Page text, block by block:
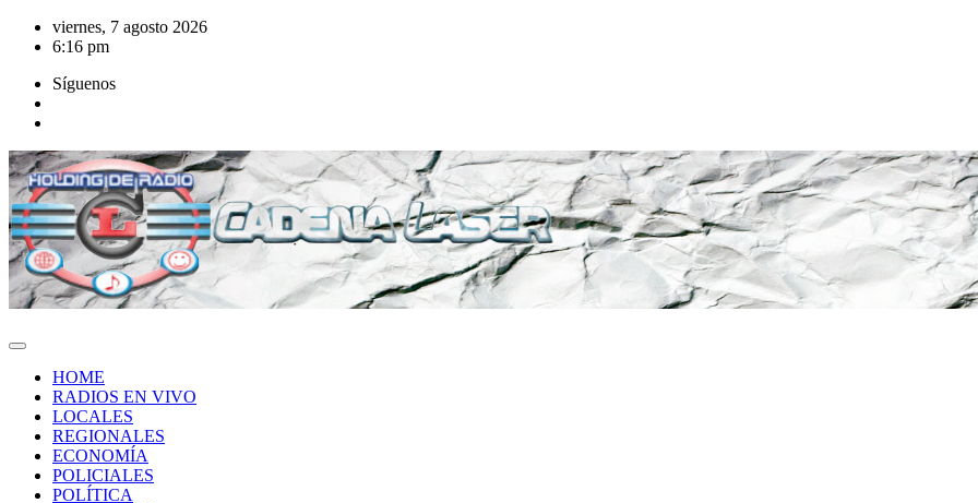
Saltar
viernes, 7 agosto 2026
6:16 pm
Síguenos
HOME
RADIOS EN VIVO
LOCALES
REGIONALES
ECONOMÍA
POLICIALES
POLÍTICA